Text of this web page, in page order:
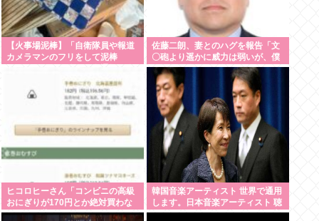
【火事場泥棒】「自衛隊員や報道
カメラマンのフリをして泥棒
まれた高齢女性が明かす被害 「外
出が怖くなり、避難所にも行けな
佐藤二朗、妻とのハグを報告「文
〇砲より遥かに威力は弱いが、僕
のノロケ砲をお見舞いする」
ヒコロヒーさん「コンビニの高級
おにぎりが170円とか絶対買わな
い」とか薄すぎるトークをかまし
韓国音楽アーティスト 世界で通用
します。日本音楽アーティスト 聴
かれてるの国内だけです。この違